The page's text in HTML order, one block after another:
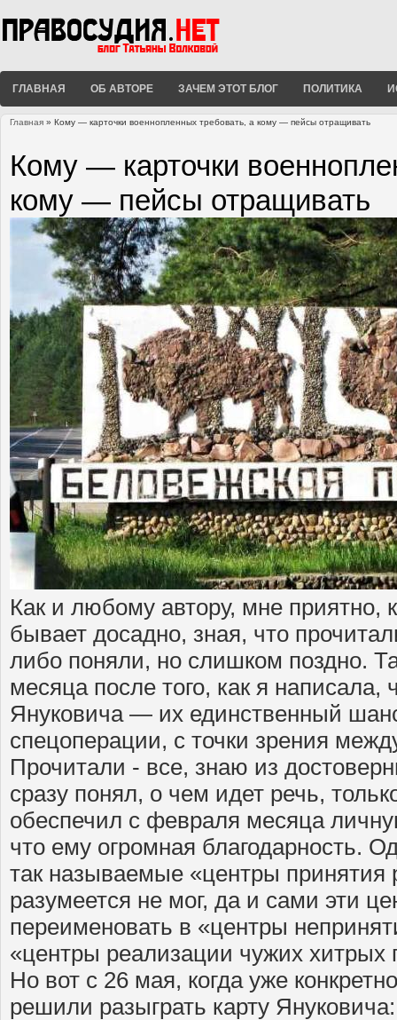
ГЛАВНАЯ ОБ АВТОРЕ ЗАЧЕМ ЭТОТ БЛОГ ПОЛИТИКА
Главная » Кому — карточки военнопленных требовать, а кому — пейсы отращивать
Кому — карточки
кому — пейсы отращивать
Как и любому автору, мне приятно,
бывает досадно, зная, что
либо поняли, но слишком поздно.
месяца после того, как я написала,
Януковича — их единственный
спецоперации, с точки зрения
Прочитали - все, знаю из
сразу понял, о чем идет речь,
обеспечил с февраля месяца
что ему огромная благодарность.
так называемые «центры
разумеется не мог, да и сами эти
переименовать в «центры
«центры реализации чужих хитрых
Но вот с 26 мая, когда уже
решили разыграть карту Януковича: